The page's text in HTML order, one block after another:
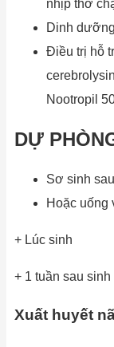
nhịp thở
Dinh
Điều trị hỗ
Nootropil
DỰ
Sơ sinh
Hoặc uống
+ Lúc sinh
+ 1 tuần sau
Xuất huyết